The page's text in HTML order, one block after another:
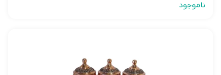
ناموجود